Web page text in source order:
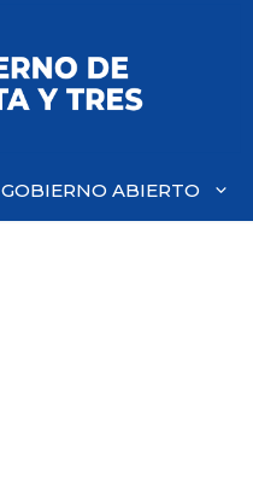
GOBIERNO ABIERTO